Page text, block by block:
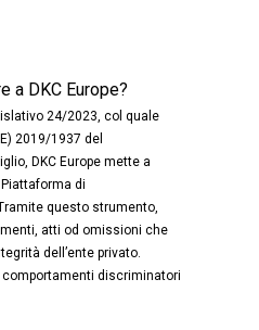
a DKC Europe?
24/2023, col quale
2019/1937 del
DKC Europe mette a
di
questo strumento,
atti od omissioni che
dell’ente privato.
comportamenti discriminatori